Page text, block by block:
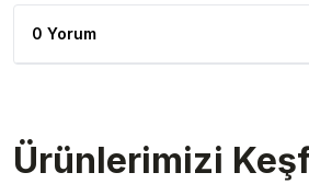
0 Yorum
Ürünlerimizi